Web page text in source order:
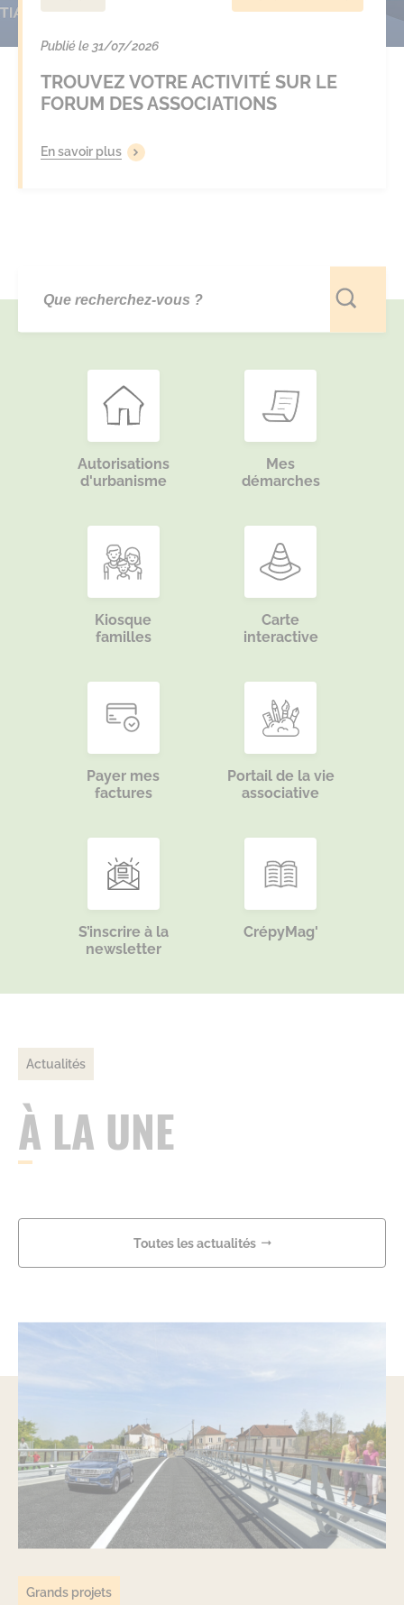
Publié le 31/07/2026
TROUVEZ VOTRE ACTIVITÉ SUR LE
FORUM DES ASSOCIATIONS
En savoir plus
Autorisations
d'urbanisme
Mes
démarches
Kiosque
familles
Carte
interactive
Payer mes
factures
Portail de la vie
associative
S’inscrire à la
newsletter
CrépyMag'
Actualités
À LA UNE
Toutes les actualités
Grands projets